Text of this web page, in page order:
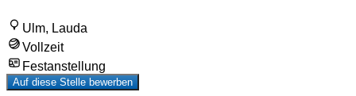
Ulm, Lauda
Vollzeit
Festanstellung
Auf diese Stelle bewerben